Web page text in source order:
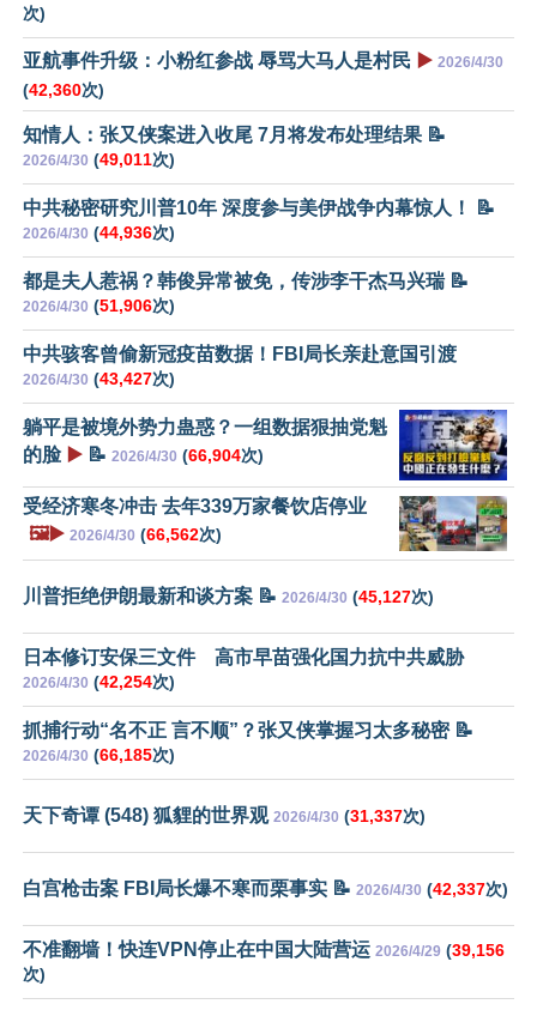
次)
亚航事件升级：小粉红参战 辱骂大马人是村民 ▶️ 2026/4/30
(42,360次)
知情人：张又侠案进入收尾 7月将发布处理结果 📝
2026/4/30 (49,011次)
中共秘密研究川普10年 深度参与美伊战争内幕惊人！ 📝
2026/4/30 (44,936次)
都是夫人惹祸？韩俊异常被免，传涉李干杰马兴瑞 📝
2026/4/30 (51,906次)
中共骇客曾偷新冠疫苗数据！FBI局长亲赴意国引渡
2026/4/30 (43,427次)
躺平是被境外势力蛊惑？一组数据狠抽党魁
的脸 ▶️ 📝 2026/4/30 (66,904次)
受经济寒冬冲击 去年339万家餐饮店停业
🖼️▶️ 2026/4/30 (66,562次)
川普拒绝伊朗最新和谈方案 📝 2026/4/30 (45,127次)
日本修订安保三文件 高市早苗强化国力抗中共威胁
2026/4/30 (42,254次)
抓捕行动“名不正 言不顺”？张又侠掌握习太多秘密 📝
2026/4/30 (66,185次)
天下奇谭 (548) 狐貍的世界观 2026/4/30 (31,337次)
白宫枪击案 FBI局长爆不寒而栗事实 📝 2026/4/30 (42,337次)
不准翻墙！快连VPN停止在中国大陆营运 2026/4/29 (39,156
次)